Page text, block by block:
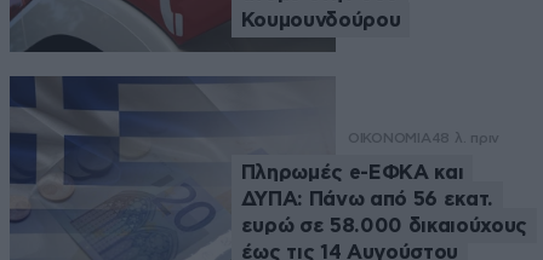
Κουμουνδούρου
ΟΙΚΟΝΟΜΙΑ48 λ. πριν
Πληρωμές e-ΕΦΚΑ και
ΔΥΠΑ: Πάνω από 56 εκατ.
ευρώ σε 58.000 δικαιούχους
έως τις 14 Αυγούστου